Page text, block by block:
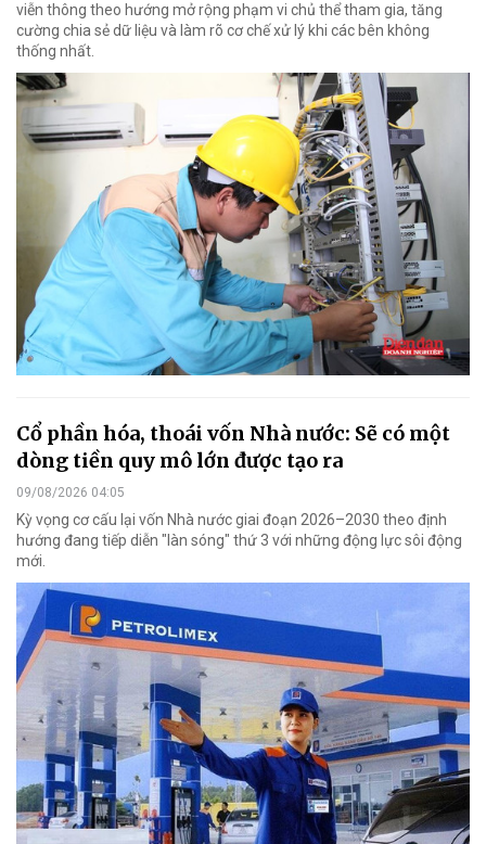
viễn thông theo hướng mở rộng phạm vi chủ thể tham gia, tăng
cường chia sẻ dữ liệu và làm rõ cơ chế xử lý khi các bên không
thống nhất.
Cổ phần hóa, thoái vốn Nhà nước: Sẽ có một
dòng tiền quy mô lớn được tạo ra
09/08/2026 04:05
Kỳ vọng cơ cấu lại vốn Nhà nước giai đoạn 2026–2030 theo định
hướng đang tiếp diễn "làn sóng" thứ 3 với những động lực sôi động
mới.